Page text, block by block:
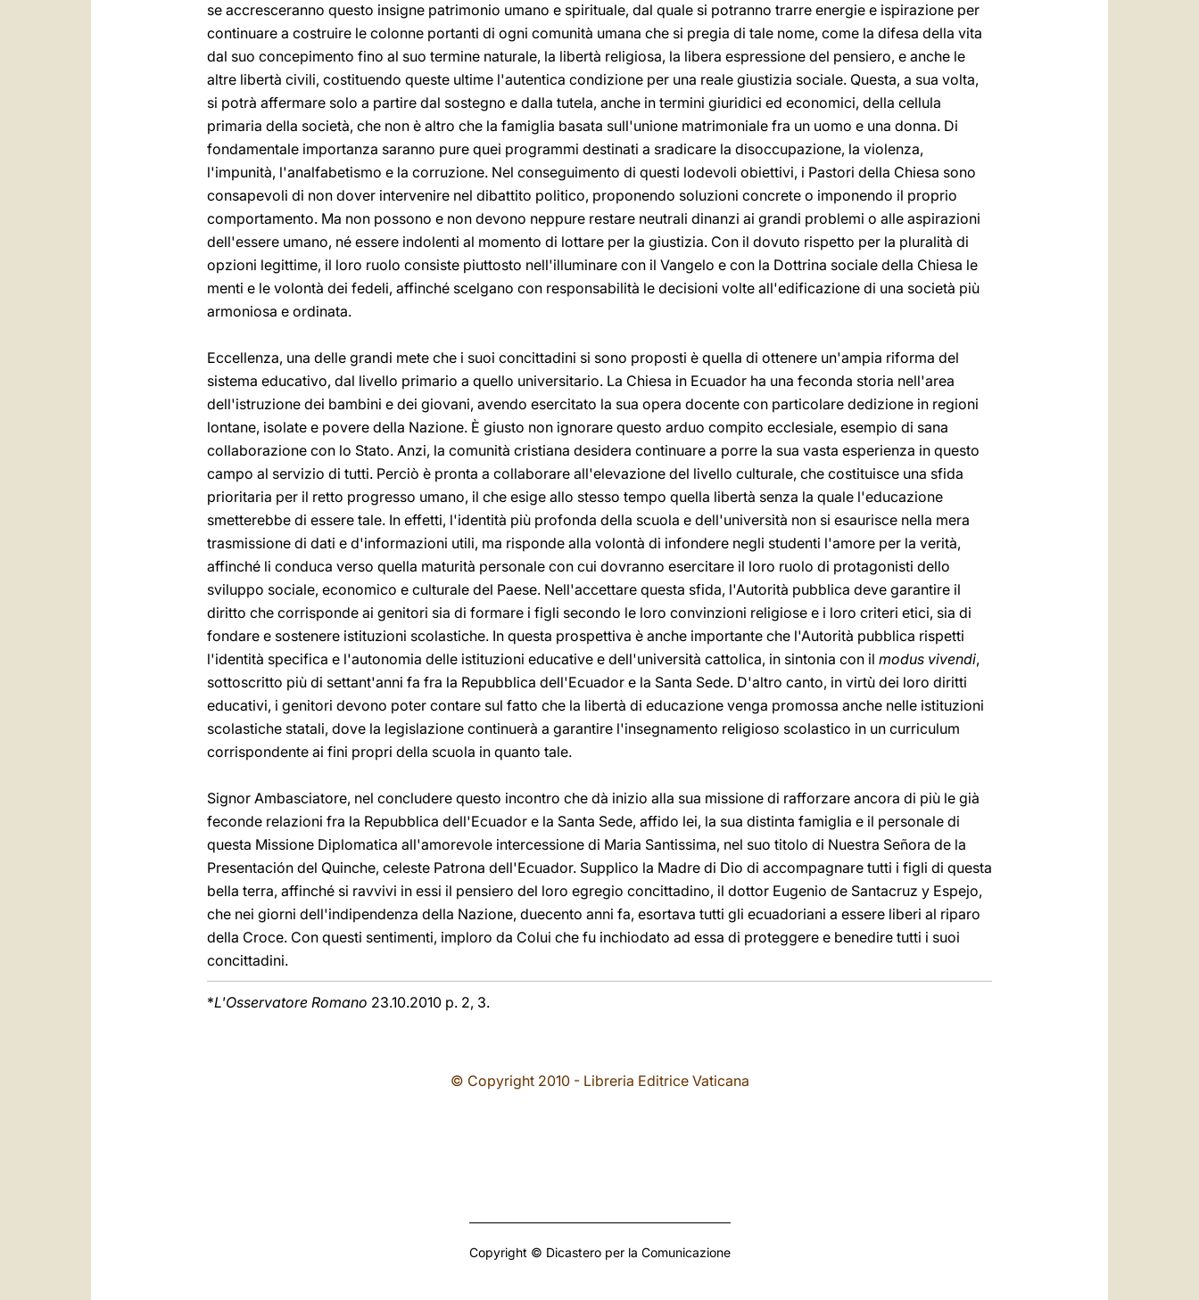
se accresceranno questo insigne patrimonio umano e spirituale, dal quale si potranno trarre energie e ispirazione per
continuare a costruire le colonne portanti di ogni comunità umana che si pregia di tale nome, come la difesa della vita
dal suo concepimento fino al suo termine naturale, la libertà religiosa, la libera espressione del pensiero, e anche le
altre libertà civili, costituendo queste ultime l'autentica condizione per una reale giustizia sociale. Questa, a sua volta,
si potrà affermare solo a partire dal sostegno e dalla tutela, anche in termini giuridici ed economici, della cellula
primaria della società, che non è altro che la famiglia basata sull'unione matrimoniale fra un uomo e una donna. Di
fondamentale importanza saranno pure quei programmi destinati a sradicare la disoccupazione, la violenza,
l'impunità, l'analfabetismo e la corruzione. Nel conseguimento di questi lodevoli obiettivi, i Pastori della Chiesa sono
consapevoli di non dover intervenire nel dibattito politico, proponendo soluzioni concrete o imponendo il proprio
comportamento. Ma non possono e non devono neppure restare neutrali dinanzi ai grandi problemi o alle aspirazioni
dell'essere umano, né essere indolenti al momento di lottare per la giustizia. Con il dovuto rispetto per la pluralità di
opzioni legittime, il loro ruolo consiste piuttosto nell'illuminare con il Vangelo e con la Dottrina sociale della Chiesa le
menti e le volontà dei fedeli, affinché scelgano con responsabilità le decisioni volte all'edificazione di una società più
armoniosa e ordinata.
Eccellenza, una delle grandi mete che i suoi concittadini si sono proposti è quella di ottenere un'ampia riforma del
sistema educativo, dal livello primario a quello universitario. La Chiesa in Ecuador ha una feconda storia nell'area
dell'istruzione dei bambini e dei giovani, avendo esercitato la sua opera docente con particolare dedizione in regioni
lontane, isolate e povere della Nazione. È giusto non ignorare questo arduo compito ecclesiale, esempio di sana
collaborazione con lo Stato. Anzi, la comunità cristiana desidera continuare a porre la sua vasta esperienza in questo
campo al servizio di tutti. Perciò è pronta a collaborare all'elevazione del livello culturale, che costituisce una sfida
prioritaria per il retto progresso umano, il che esige allo stesso tempo quella libertà senza la quale l'educazione
smetterebbe di essere tale. In effetti, l'identità più profonda della scuola e dell'università non si esaurisce nella mera
trasmissione di dati e d'informazioni utili, ma risponde alla volontà di infondere negli studenti l'amore per la verità,
affinché li conduca verso quella maturità personale con cui dovranno esercitare il loro ruolo di protagonisti dello
sviluppo sociale, economico e culturale del Paese. Nell'accettare questa sfida, l'Autorità pubblica deve garantire il
diritto che corrisponde ai genitori sia di formare i figli secondo le loro convinzioni religiose e i loro criteri etici, sia di
fondare e sostenere istituzioni scolastiche. In questa prospettiva è anche importante che l'Autorità pubblica rispetti
l'identità specifica e l'autonomia delle istituzioni educative e dell'università cattolica, in sintonia con il modus vivendi,
sottoscritto più di settant'anni fa fra la Repubblica dell'Ecuador e la Santa Sede. D'altro canto, in virtù dei loro diritti
educativi, i genitori devono poter contare sul fatto che la libertà di educazione venga promossa anche nelle istituzioni
scolastiche statali, dove la legislazione continuerà a garantire l'insegnamento religioso scolastico in un curriculum
corrispondente ai fini propri della scuola in quanto tale.
Signor Ambasciatore, nel concludere questo incontro che dà inizio alla sua missione di rafforzare ancora di più le già
feconde relazioni fra la Repubblica dell'Ecuador e la Santa Sede, affido lei, la sua distinta famiglia e il personale di
questa Missione Diplomatica all'amorevole intercessione di Maria Santissima, nel suo titolo di Nuestra Señora de la
Presentación del Quinche, celeste Patrona dell'Ecuador. Supplico la Madre di Dio di accompagnare tutti i figli di questa
bella terra, affinché si ravvivi in essi il pensiero del loro egregio concittadino, il dottor Eugenio de Santacruz y Espejo,
che nei giorni dell'indipendenza della Nazione, duecento anni fa, esortava tutti gli ecuadoriani a essere liberi al riparo
della Croce. Con questi sentimenti, imploro da Colui che fu inchiodato ad essa di proteggere e benedire tutti i suoi
concittadini.
*L'Osservatore Romano 23.10.2010 p. 2, 3.
© Copyright 2010 - Libreria Editrice Vaticana
Copyright © Dicastero per la Comunicazione